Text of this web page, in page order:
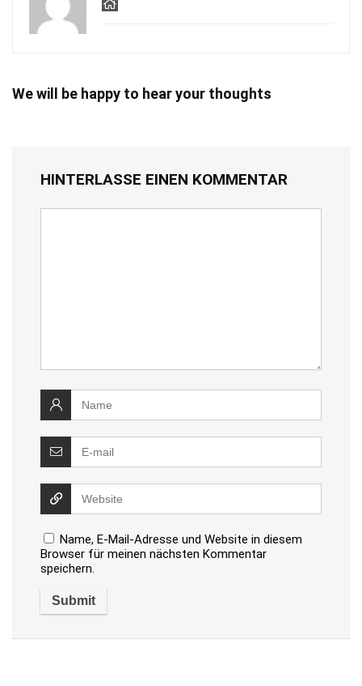
We will be happy to hear your thoughts
HINTERLASSE EINEN KOMMENTAR
Name, E-Mail-Adresse und Website in diesem
Browser für meinen nächsten Kommentar
speichern.